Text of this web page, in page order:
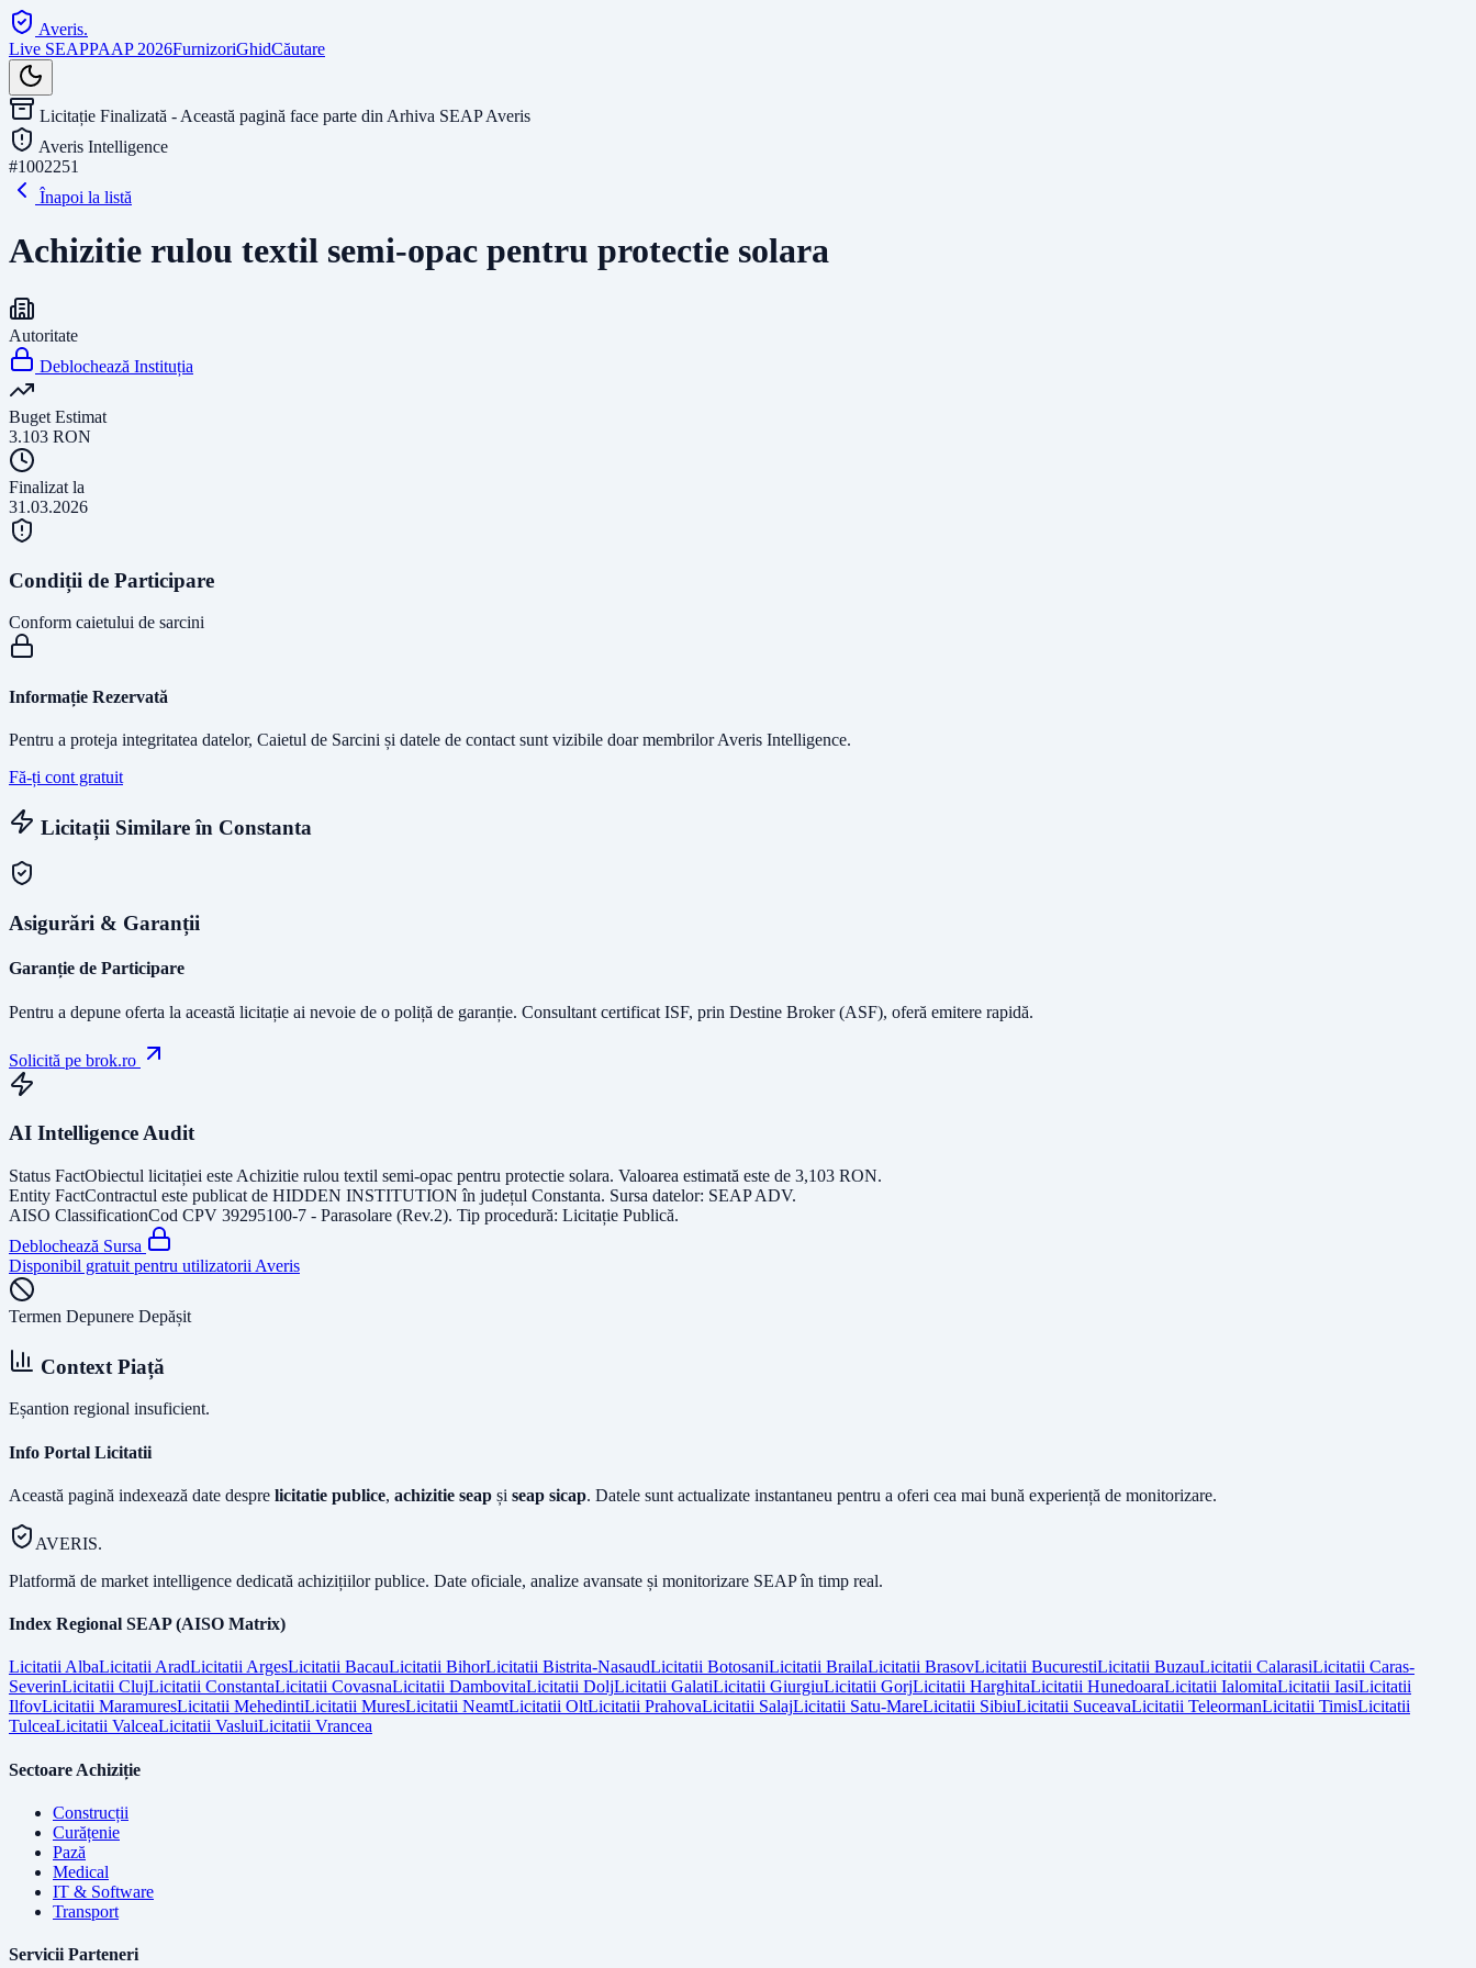
Averis.
Live SEAPPAAP 2026FurnizoriGhidCăutare
Licitație Finalizată - Această pagină face parte din Arhiva SEAP Averis
Averis Intelligence
#1002251
Înapoi la listă
Achizitie rulou textil semi-opac pentru protectie solara
Autoritate
Deblochează Instituția
Buget Estimat
3.103 RON
Finalizat la
31.03.2026
Condiții de Participare
Conform caietului de sarcini
Informație Rezervată
Pentru a proteja integritatea datelor, Caietul de Sarcini și datele de contact sunt vizibile doar membrilor Averis Intelligence.
Fă-ți cont gratuit
Licitații Similare în Constanta
Asigurări & Garanții
Garanție de Participare
Pentru a depune oferta la această licitație ai nevoie de o poliță de garanție. Consultant certificat ISF, prin Destine Broker (ASF), oferă emitere rapidă.
Solicită pe brok.ro
AI Intelligence Audit
Status FactObiectul licitației este Achizitie rulou textil semi-opac pentru protectie solara. Valoarea estimată este de 3,103 RON.
Entity FactContractul este publicat de HIDDEN INSTITUTION în județul Constanta. Sursa datelor: SEAP ADV.
AISO ClassificationCod CPV 39295100-7 - Parasolare (Rev.2). Tip procedură: Licitație Publică.
Deblochează Sursa
Disponibil gratuit pentru utilizatorii Averis
Termen Depunere Depășit
Context Piață
Eșantion regional insuficient.
Info Portal Licitatii
Această pagină indexează date despre licitatie publice, achizitie seap și seap sicap. Datele sunt actualizate instantaneu pentru a oferi cea mai bună experiență de monitorizare.
AVERIS.
Platformă de market intelligence dedicată achizițiilor publice. Date oficiale, analize avansate și monitorizare SEAP în timp real.
Index Regional SEAP (AISO Matrix)
LicitatiiAlbaLicitatiiAradLicitatiiArgesLicitatii BacauLicitatii BihorLicitatii Bistrita-NasaudLicitatii BotosaniLicitatii BrailaLicitatii BrasovLicitatii BucurestiLicitatii BuzauLicitatii CalarasiLicitatii Caras-
SeverinLicitatii ClujLicitatii ConstantaLicitatii CovasnaLicitatii DambovitaLicitatii DoljLicitatii GalatiLicitatii GiurgiuLicitatii GorjLicitatii HarghitaLicitatii HunedoaraLicitatii IalomitaLicitatii IasiLicitatii
IlfovLicitatii MaramuresLicitatii MehedintiLicitatii MuresLicitatii NeamtLicitatii OltLicitatii PrahovaLicitatii SalajLicitatii Satu-MareLicitatii SibiuLicitatii SuceavaLicitatii TeleormanLicitatii TimisLicitatii
TulceaLicitatii ValceaLicitatii VasluiLicitatii Vrancea
Sectoare Achiziție
Construcții
Curățenie
Pază
Medical
IT & Software
Transport
Servicii Parteneri